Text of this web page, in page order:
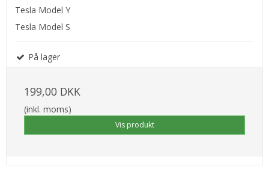
Tesla Model Y
Tesla Model S
På lager
199,00 DKK
(inkl. moms)
Vis produkt